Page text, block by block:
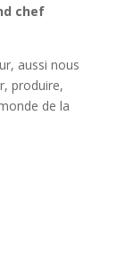
chef
aussi nous
produire,
de la